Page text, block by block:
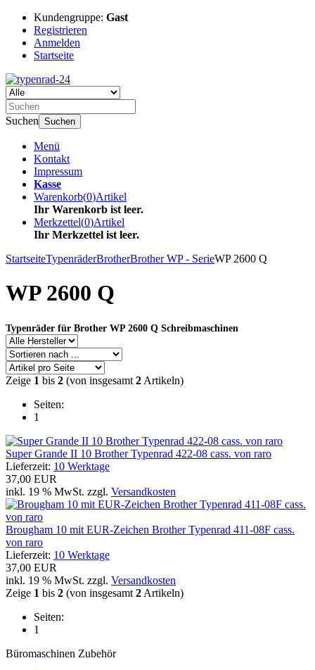
Kundengruppe: Gast
Registrieren
Anmelden
Startseite
Suchen Suchen
Menü
Kontakt
Impressum
Kasse
Warenkorb(0)Artikel
Ihr Warenkorb ist leer.
Merkzettel(0)Artikel
Ihr Merkzettel ist leer.
StartseiteTypenräderBrotherBrother WP - SerieWP 2600 Q
WP 2600 Q
Typenräder für Brother WP 2600 Q Schreibmaschinen
Zeige 1 bis 2 (von insgesamt 2 Artikeln)
Seiten:
1
Super Grande II 10 Brother Typenrad 422-08 cass. von raro
Lieferzeit: 10 Werktage
37,00 EUR
inkl. 19 % MwSt. zzgl. Versandkosten
Brougham 10 mit EUR-Zeichen Brother Typenrad 411-08F cass.
von raro
Lieferzeit: 10 Werktage
37,00 EUR
inkl. 19 % MwSt. zzgl. Versandkosten
Zeige 1 bis 2 (von insgesamt 2 Artikeln)
Seiten:
1
Büromaschinen Zubehör